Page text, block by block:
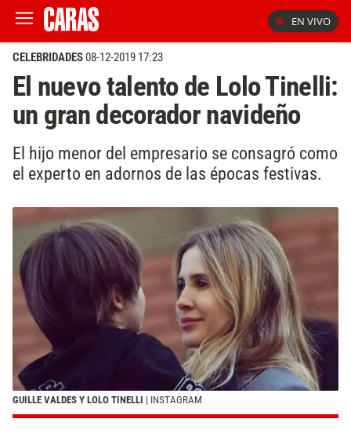
EN VIVO
CELEBRIDADES08-12-2019 17:23
El nuevo talento de Lolo Tinelli:
un gran decorador navideño
El hijo menor del empresario se consagró como
el experto en adornos de las épocas festivas.
GUILLE VALDES Y LOLO TINELLI | INSTAGRAM